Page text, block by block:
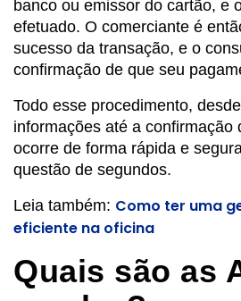
banco ou emissor do cartão, e
efetuado. O comerciante é
sucesso da transação, e o
confirmação de que seu
Todo esse procedimento,
informações até a confirmação
ocorre de forma rápida e
questão de segundos.
Leia também: Como ter uma
eficiente na oficina
Quais são as